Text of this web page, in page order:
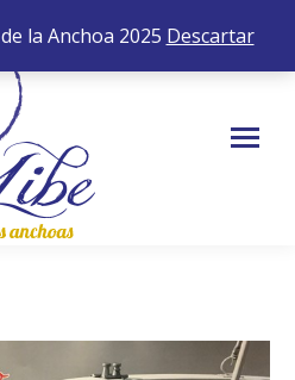
la Anchoa 2025 Descartar